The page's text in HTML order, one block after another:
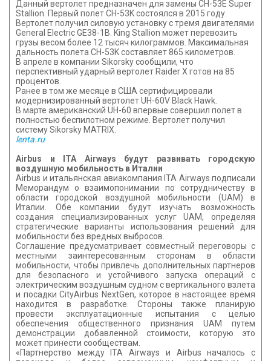
Данный вертолет предназначен для замены CH-53E Super
Stallion. Первый полет CH-53K состоялся в 2015 году.
Вертолет получил силовую установку с тремя двигателями
General Electric GE38-1B. King Stallion может перевозить
грузы весом более 12 тысяч килограммов. Максимальная
дальность полета CH-53K составляет 865 километров.
В апреле в компании Sikorsky сообщили, что
перспективный ударный вертолет Raider X готов на 85
процентов.
Ранее в том же месяце в США сертифицировали
модернизированный вертолет UH-60V Black Hawk.
В марте американский UH-60 впервые совершил полет в
полностью беспилотном режиме. Вертолет получил
систему Sikorsky MATRIX.
lenta.ru
Airbus и ITA Airways будут развивать городскую
воздушную мобильность в Италии
Airbus и итальянская авиакомпания ITA Airways подписали
Меморандум о взаимопонимании по сотрудничеству в
области городской воздушной мобильности (UAM) в
Италии. Обе компании будут изучать возможность
создания специализированных услуг UAM, определяя
стратегические варианты использования решений для
мобильности без вредных выбросов.
Соглашение предусматривает совместный переговоры с
местными заинтересованным сторонам в области
мобильности, чтобы привлечь дополнительных партнеров
для безопасного и устойчивого запуска операций с
электрическим воздушным судном с вертикального взлета
и посадки CityAirbus NextGen, которое в настоящее время
находится в разработке. Стороны также планирую
провести эксплуатационные испытания с целью
обеспечения общественного признания UAM путем
демонстрации добавленной стоимости, которую это
может принести сообществам.
«Партнерство между ITA Airways и Airbus началось с